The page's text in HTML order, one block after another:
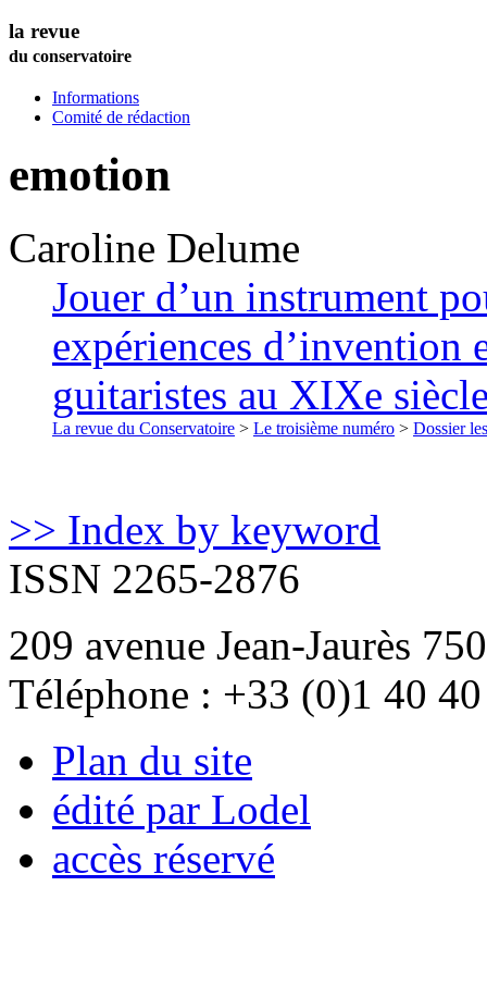
la revue
du conservatoire
Informations
Comité de rédaction
emotion
Caroline Delume
Jouer d’un instrument
expériences d’invention
guitaristes au XIXe
La revue du Conservatoire > Le troisième numéro > Dossier
>> Index by keyword
ISSN 2265-2876
209 avenue Jean-Jaurès
Téléphone : +33 (0)1 40
Plan du site
édité par Lodel
accès réservé